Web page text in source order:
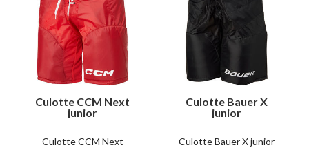
Culotte CCM Next
junior
Culotte CCM Next
Culotte Bauer X
junior
Culotte Bauer X junior